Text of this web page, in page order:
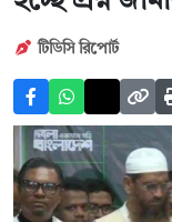
টিডিসি রিপোর্ট